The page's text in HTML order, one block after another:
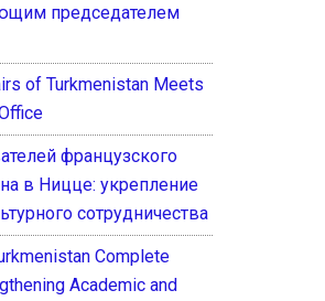
председателем
of Turkmenistan Meets
французского
в Ницце: укрепление
сотрудничества
Complete
Academic and